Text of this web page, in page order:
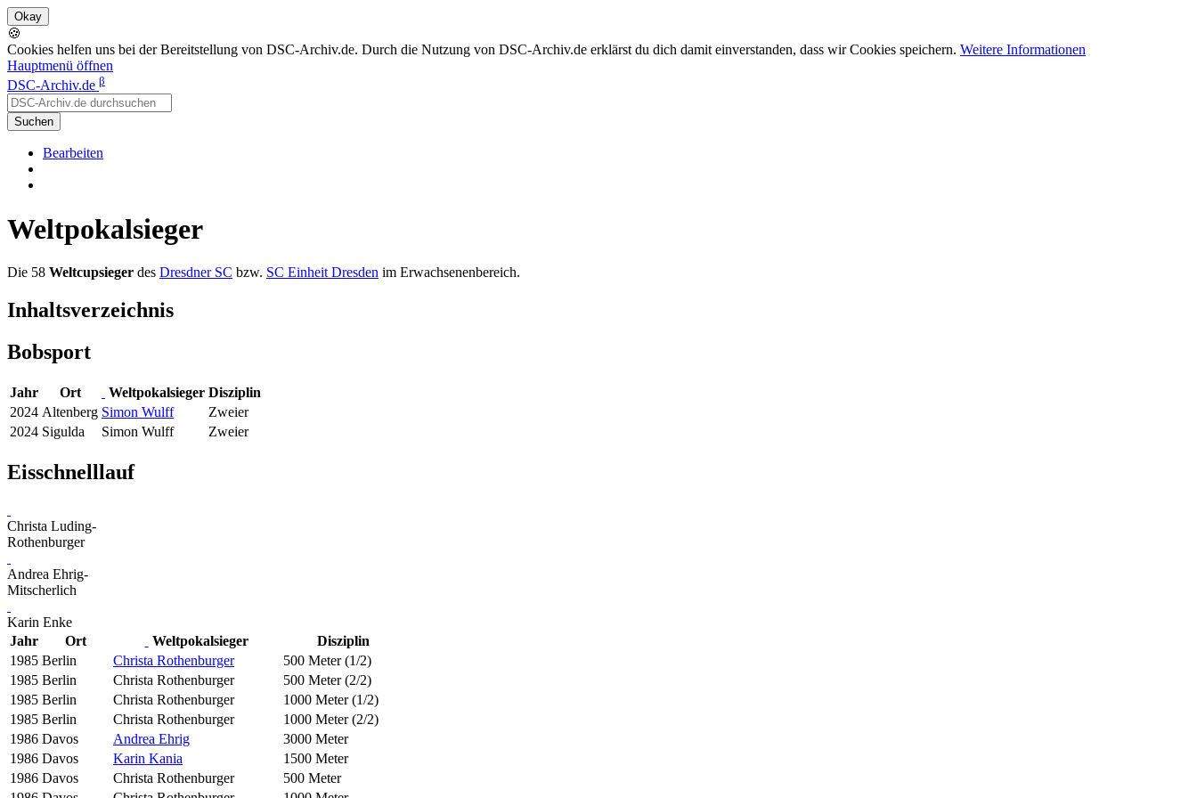
🍪
Cookies helfen uns bei der Bereitstellung von DSC-Archiv.de. Durch die Nutzung von DSC-Archiv.de erklärst du dich damit einverstanden, dass wir Cookies speichern. Weitere Informationen
Hauptmenü öffnen
DSC-Archiv.de β
Suchen
Bearbeiten
Weltpokalsieger
Die 58 Weltcupsieger des Dresdner SC bzw. SC Einheit Dresden im Erwachsenenbereich.
Inhaltsverzeichnis
Bobsport
Jahr Ort Weltpokalsieger Disziplin
2024 Altenberg Simon Wulff
Zweier
2024 Sigulda Simon Wulff Zweier
Eisschnelllauf
Christa Luding-
Rothenburger
Andrea Ehrig-
Mitscherlich
Karin Enke
Jahr
Ort Weltpokalsieger
Disziplin
1985 Berlin Christa Rothenburger
500 Meter (1/2)
1985 Berlin Christa Rothenburger
500 Meter (2/2)
1985 Berlin Christa Rothenburger
1000 Meter (1/2)
1985 Berlin Christa Rothenburger
1000 Meter (2/2)
1986 Davos Andrea Ehrig
3000 Meter
1986 Davos Karin Kania
1500 Meter
1986 Davos Christa Rothenburger
500 Meter